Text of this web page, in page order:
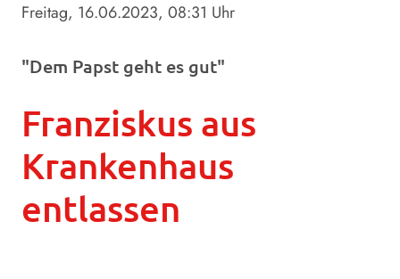
Freitag, 16.06.2023, 08:31 Uhr
"Dem Papst geht es gut"
Franziskus aus
Krankenhaus
entlassen